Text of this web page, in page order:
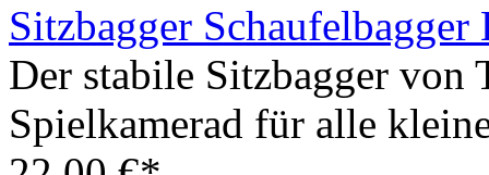
Sitzbagger
Der stabile Sitzbagger von
Spielkamerad für alle